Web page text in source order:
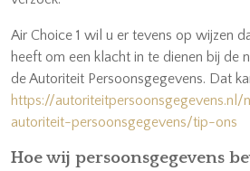
Air Choice 1 wil u er tevens op wijzen
heeft om een klacht in te dienen bij de
de Autoriteit Persoonsgegevens. Dat
https://
autoriteit-persoonsgegevens/tip-ons
Hoe wij persoonsgegevens